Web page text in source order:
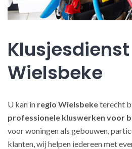
Klusjesdienst
Wielsbeke
U kan in regio Wielsbeketerecht
professionele kluswerken voor
voor woningen als gebouwen,
klanten, wij helpen iedereen met